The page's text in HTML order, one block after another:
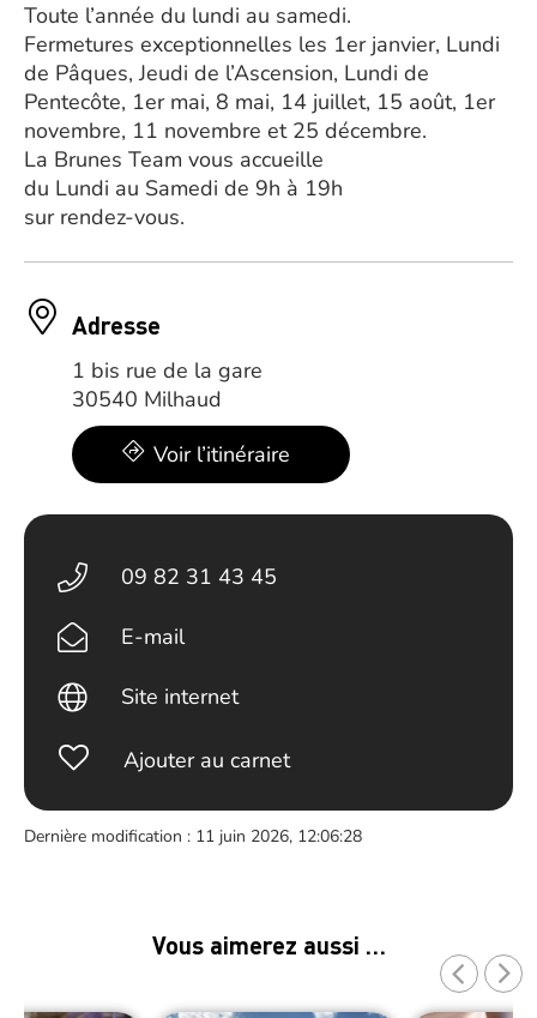
Toute l’année du lundi au samedi.
Fermetures exceptionnelles les 1er janvier, Lundi
de Pâques, Jeudi de l’Ascension, Lundi de
Pentecôte, 1er mai, 8 mai, 14 juillet, 15 août, 1er
novembre, 11 novembre et 25 décembre.
La Brunes Team vous accueille
du Lundi au Samedi de 9h à 19h
sur rendez-vous.
Adresse
1 bis rue de la gare
30540 Milhaud
Voir l’itinéraire
09 82 31 43 45
E-mail
Site internet
Ajouter au carnet
Dernière modification : 11 juin 2026, 12:06:28
Vous aimerez aussi …